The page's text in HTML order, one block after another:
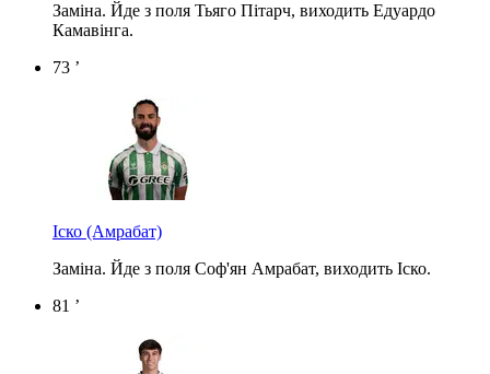
Заміна. Йде з поля Тьяго Пітарч, виходить Едуардо
Камавінга.
73 ’
Іско (Амрабат)
Заміна. Йде з поля Соф'ян Амрабат, виходить Іско.
81 ’